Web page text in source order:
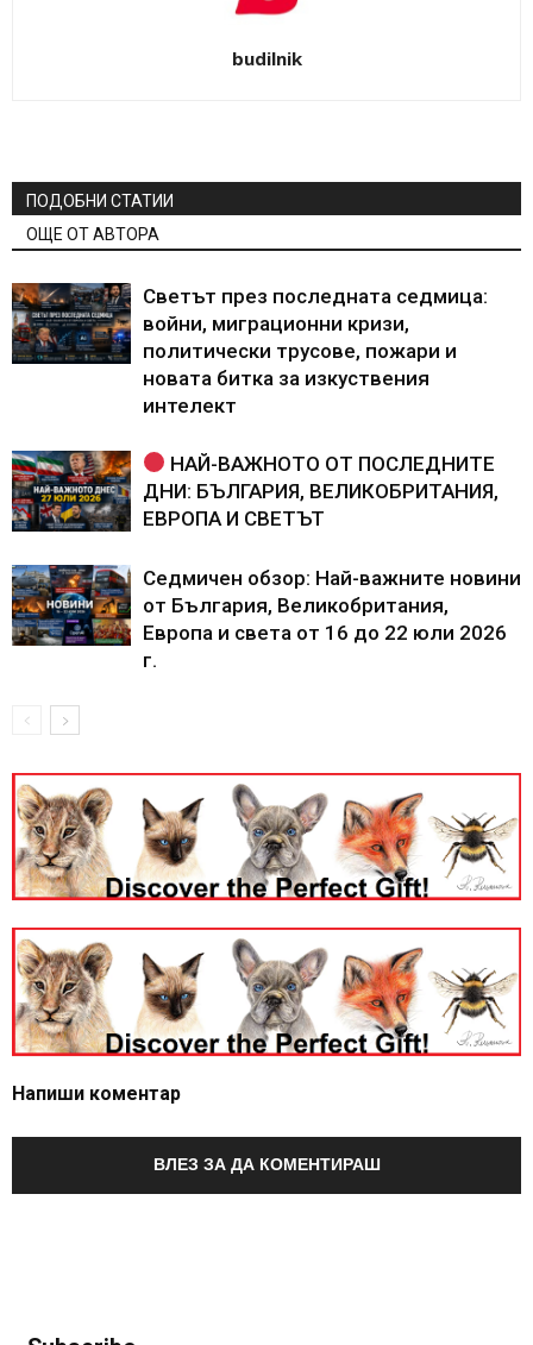
budilnik
ПОДОБНИ СТАТИИ
ОЩЕ ОТ АВТОРА
Светът през последната седмица:
войни, миграционни кризи,
политически трусове, пожари и
новата битка за изкуствения
интелект
НАЙ-ВАЖНОТО ОТ ПОСЛЕДНИТЕ
ДНИ: БЪЛГАРИЯ, ВЕЛИКОБРИТАНИЯ,
ЕВРОПА И СВЕТЪТ
Седмичен обзор: Най-важните новини
от България, Великобритания,
Европа и света от 16 до 22 юли 2026
г.
Напиши коментар
ВЛЕЗ ЗА ДА КОМЕНТИРАШ